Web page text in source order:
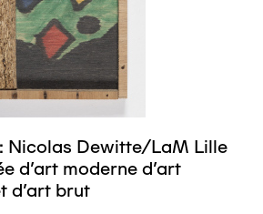
Nicolas Dewitte/LaM Lille
d’art moderne d’art
d’art brut